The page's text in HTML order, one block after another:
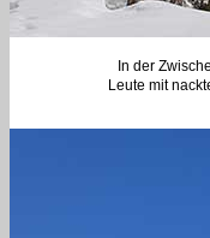
In der
Leute mit